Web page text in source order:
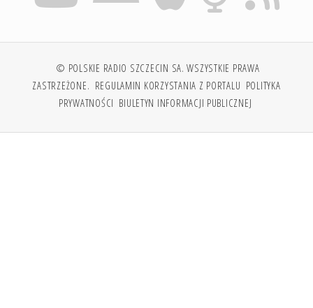
© POLSKIE RADIO SZCZECIN SA. WSZYSTKIE PRAWA
ZASTRZEŻONE. REGULAMIN KORZYSTANIA Z PORTALU POLITYKA
PRYWATNOŚCI BIULETYN INFORMACJI PUBLICZNEJ